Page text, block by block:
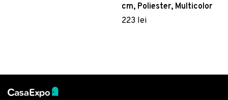
cm, Poliester, Multicolor
223 lei